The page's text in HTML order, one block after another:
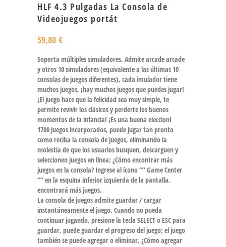
HLF 4.3 Pulgadas La Consola de
Videojuegos portát
59,80 €
Soporta múltiples simuladores. Admite arcade arcade
y otros 10 simuladores (equivalente a las últimas 10
consolas de juegos diferentes), cada imulador tiene
muchos juegos, ¡hay muchos juegos que puedes jugar!
¡El juego hace que la felicidad sea muy simple, te
permite revivir los clásicos y perderte los buenos
momentos de la infancia! ¡Es una buena eleccion!
1700 juegos incorporados, puede jugar tan pronto
como reciba la consola de juegos, eliminando la
molestia de que los usuarios busquen, descarguen y
seleccionen juegos en línea; ¿Cómo encontrar más
juegos en la consola? Ingrese al ícono “” Game Center
“” en la esquina inferior izquierda de la pantalla,
encontrará más juegos.
La consola de juegos admite guardar / cargar
instantáneamente el juego. Cuando no pueda
continuar jugando, presione la tecla SELECT o ESC para
guardar, puede guardar el progreso del juego; el juego
también se puede agregar o eliminar, ¿Cómo agregar